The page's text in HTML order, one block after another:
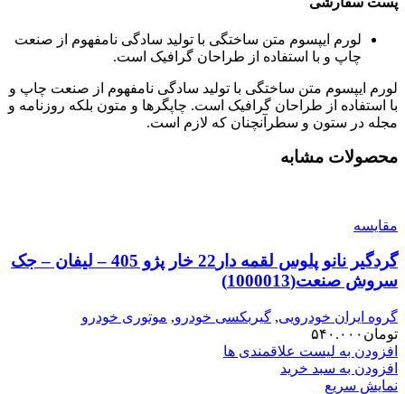
لورم ایپسوم متن ساختگی با تولید سادگی نامفهوم از صنعت
چاپ و با استفاده از طراحان گرافیک است.
لورم ایپسوم متن ساختگی با تولید سادگی نامفهوم از صنعت چاپ و
با استفاده از طراحان گرافیک است. چاپگرها و متون بلکه روزنامه و
مجله در ستون و سطرآنچنان که لازم است.
محصولات مشابه
مقایسه
گردگیر نانو پلوس لقمه دار22 خار پژو 405 – لیفان – جک
سروش صنعت(1000013)
گروه ایران خودرویی, گیربکسی خودرو, موتوری خودرو
تومان ۵۴۰.۰۰۰
افزودن به لیست علاقمندی ها
افزودن به سبد خرید
نمایش سریع